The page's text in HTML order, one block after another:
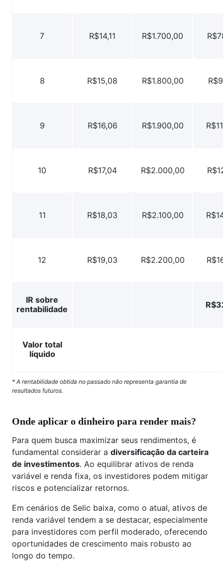
7 R$14,11 R$1.700,00
8 R$15,08 R$1.800,00
9 R$16,06 R$1.900,00
10 R$17,04 R$2.000,00
11 R$18,03 R$2.100,00
12 R$19,03 R$2.200,00
IR sobre
rentabilidade
Valor total
líquido
* A rentabilidade obtida no passado não representa garantia de
resultados futuros.
Onde aplicar o dinheiro para render mais?
Para quem busca maximizar seus rendimentos, é
fundamental considerar a diversificação da carteira
de investimentos. Ao equilibrar ativos de renda
variável e renda fixa, os investidores podem mitigar
riscos e potencializar retornos.
Em cenários de Selic baixa, como o atual, ativos de
renda variável tendem a se destacar, especialmente
para investidores com perfil moderado, oferecendo
oportunidades de crescimento mais robusto ao
longo do tempo.